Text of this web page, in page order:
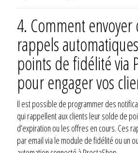
4. Comment envoyer
rappels
points de fidélité via
pour engager vos
Il est possible de programmer des
qui rappellent aux clients leur solde de
d’expiration ou les offres en cours. Ces
par email via le module de fidélité ou un